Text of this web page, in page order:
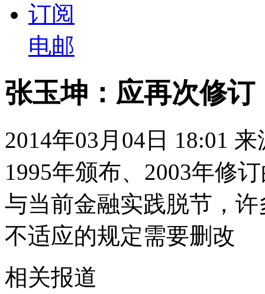
订阅
电邮
张玉坤：应再次修
2014年03月04日 18:01
1995年颁布、2003年修
与当前金融实践脱节，
不适应的规定需要删改
相关报道